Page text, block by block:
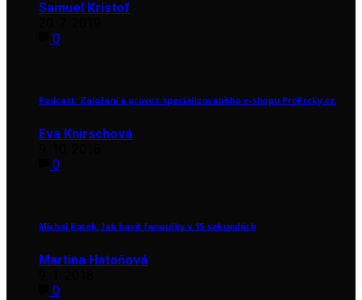
Samuel Kristof
0
Podcast: Založení a provoz specializovaného e-shopu ProPrcky.cz
Eva Knirschová
0
Michal Kotek: Jak bavit fanoušky v 15 sekundách
Martina Hatoňová
0